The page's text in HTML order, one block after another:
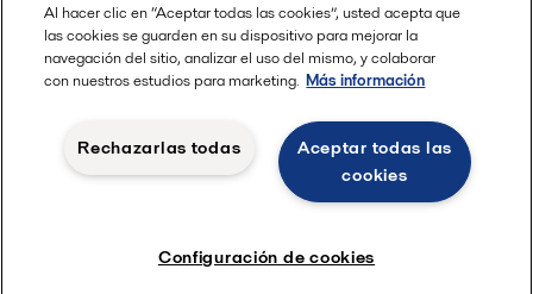
Nuestras oficinas
© 2015-2026ALFA LAVAL
Términos y condiciones legales
Política de Privacidad
Al hacer clic en “Aceptar todas las cookies”, usted acepta que
las cookies se guarden en su dispositivo para mejorar la
navegación del sitio, analizar el uso del mismo, y colaborar
con nuestros estudios para marketing. Más información
Aceptar todas las
cookies
Rechazarlas todas
Configuración de cookies